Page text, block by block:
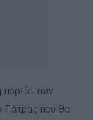
πορεία των
Πάτρας που θα